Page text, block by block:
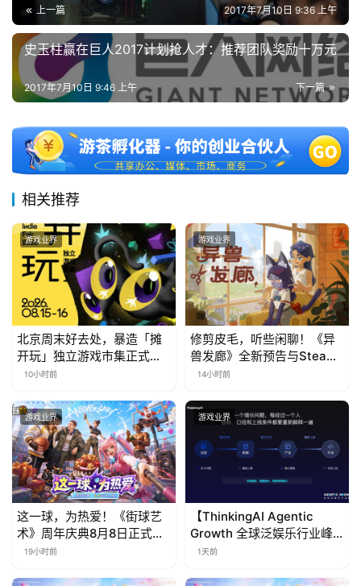
上一篇 2017年7月10日 9:36 上午
史玉柱赢在巨人2017计划抢人才：推荐团队奖励十万元
下一篇
2017年7月10日 9:46 上午
相关推荐
游戏业界
北京周末好去处，暴造「摊
开玩」独立游戏市集正式开
票！
10小时前
游戏业界
修剪皮毛，听些闲聊！《异
兽发廊》全新预告与Steam
免费试玩公开
14小时前
游戏业界
这一球，为热爱！《街球艺
术》周年庆典8月8日正式上
线，多重福利与全新内容同
19小时前
游戏业界
【ThinkingAI Agentic
Growth 全球泛娱乐行业峰
会】Agent 时代，人到底负
1天前